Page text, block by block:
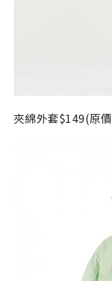
夾綿外套$149(原價